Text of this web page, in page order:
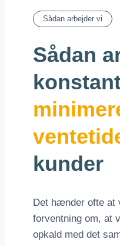
Sådan arbejder vi
Sådan
kunder
Det hænder ofte at
forventning om, at
opkald med det